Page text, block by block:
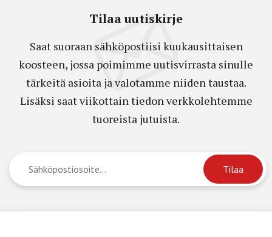
Tilaa uutiskirje
Saat suoraan sähköpostiisi kuukausittaisen
koosteen, jossa poimimme uutisvirrasta sinulle
tärkeitä asioita ja valotamme niiden taustaa.
Lisäksi saat viikottain tiedon verkkolehtemme
tuoreista jutuista.